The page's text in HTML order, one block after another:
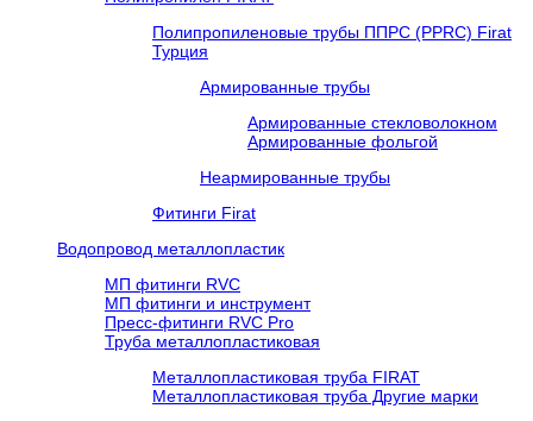
Полипропиленовые трубы ППРС (PPRC) Firat
Турция
Армированные трубы
Армированные стекловолокном
Армированные фольгой
Неармированные трубы
Фитинги Firat
Водопровод металлопластик
МП фитинги RVC
МП фитинги и инструмент
Пресс-фитинги RVC Pro
Труба металлопластиковая
Металлопластиковая труба FIRAT
Металлопластиковая труба Другие марки